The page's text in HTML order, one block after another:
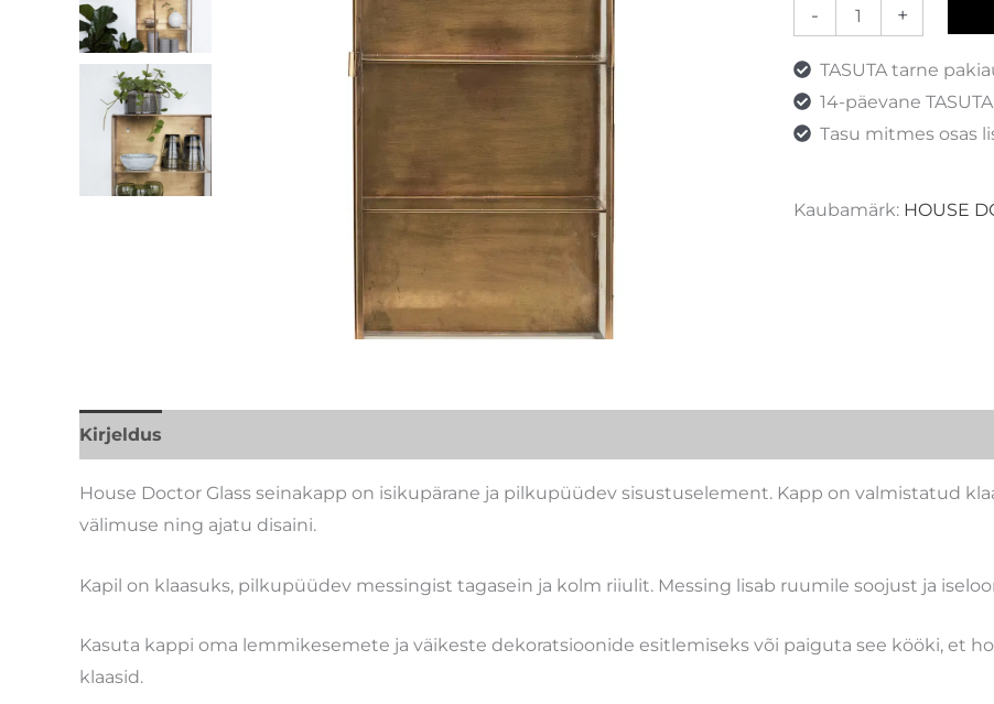
- +
TASUTA tarne
14-päevane
Tasu mitmes osas
Kaubamärk: HOUSE
Kirjeldus
House Doctor Glass seinakapp on isikupärane ja pilkupüüdev sisustuselement. Kapp on valmistatud
välimuse ning ajatu disaini.
Kapil on klaasuks, pilkupüüdev messingist tagasein ja kolm riiulit. Messing lisab ruumile soojust ja
Kasuta kappi oma lemmikesemete ja väikeste dekoratsioonide esitlemiseks või paiguta see kööki, et
klaasid.